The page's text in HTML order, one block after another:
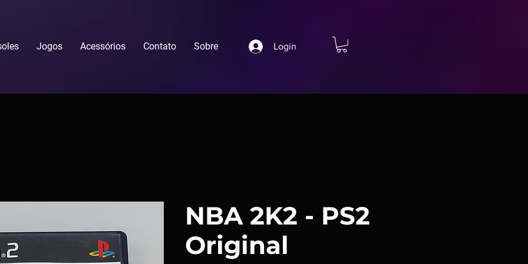
Jogos Acessórios Contato Sobre Login
NBA 2K2 - PS2
Original